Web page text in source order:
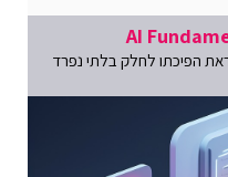
AI
הפיכתו לחלק בלתי נפרד